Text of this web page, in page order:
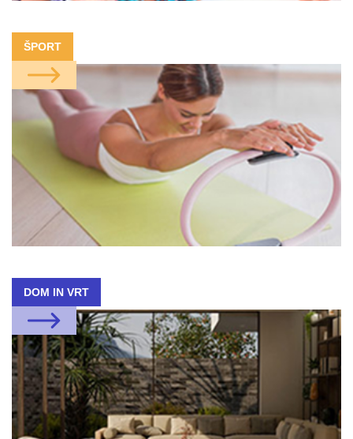
ŠPORT
DOM IN VRT